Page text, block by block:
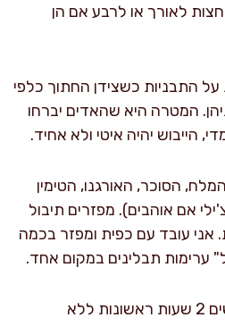
לאורך או לרבע אם הן
התבניות כשצידן החתוך כלפי
המטרה היא שהאדים יברחו
הייבוש יהיה איטי ולא אחיד.
הסוכר, האורגנו, הטימין
אם אוהבים). מפזרים תיבול
אני עובד עם כפית ומפזר בכמה
ערימות תבלינים במקום אחד.
מכניסים לתנור ומייבשים 2 שעות ראשונות ללא